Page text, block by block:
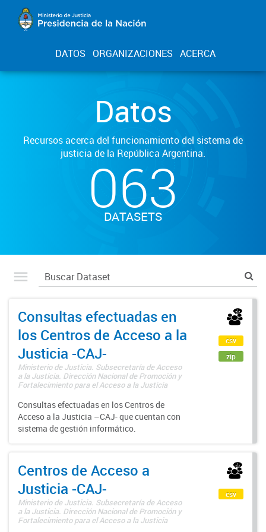
DATOS ORGANIZACIONES ACERCA
Datos
Recursos acerca del funcionamiento del sistema de
justicia de la República Argentina.
063
DATASETS
Consultas efectuadas en
los Centros de Acceso a la
Justicia -CAJ-
Ministerio de Justicia. Subsecretaría de Acceso
a la Justicia. Dirección Nacional de Promoción y
Fortalecimiento para el Acceso a la Justicia
Consultas efectuadas en los Centros de
Acceso a la Justicia –CAJ- que cuentan con
sistema de gestión informático.
csv
zip
Centros de Acceso a
Justicia -CAJ-
Ministerio de Justicia. Subsecretaría de Acceso
a la Justicia. Dirección Nacional de Promoción y
Fortalecimiento para el Acceso a la Justicia
csv